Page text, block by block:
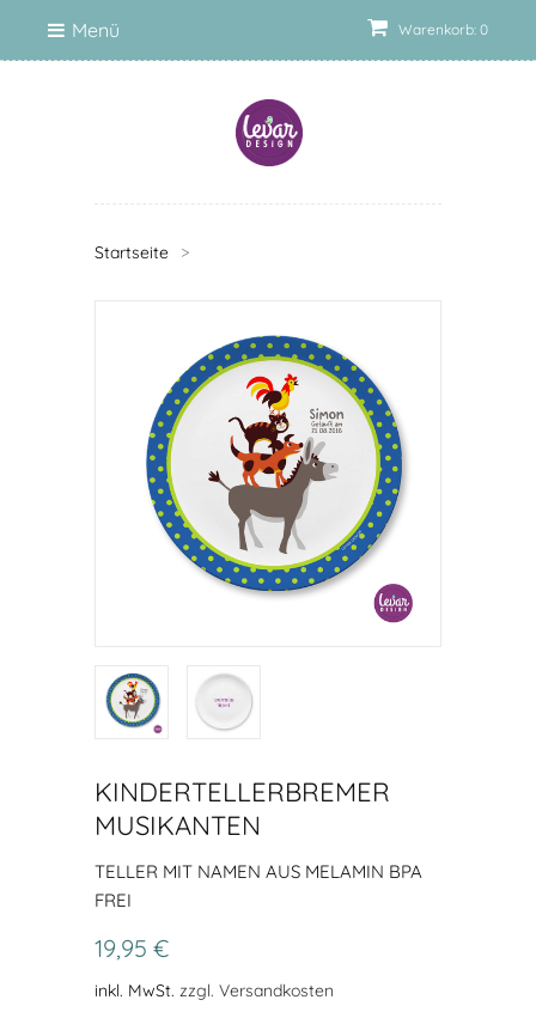
Warenkorb: 0
Menü
Startseite >
KINDERTELLERBREMER
MUSIKANTEN
TELLER MIT NAMEN AUS MELAMIN BPA
FREI
19,95 €
inkl. MwSt. zzgl. Versandkosten